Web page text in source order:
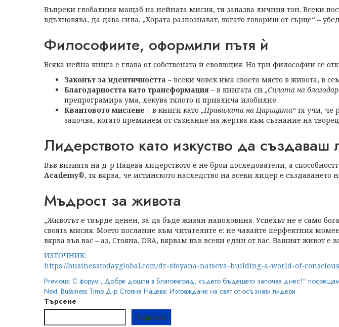
Въпреки глобалния мащаб на нейната мисия, тя запазва личния тон. Всеки
вдъхновява, да дава сила. „Хората разпознават, когато говориш от сърце“ –
Философиите, оформили пътя ѝ
Всяка нейна книга е глава от собствената ѝ еволюция. Но три философии се
Законът за идентичността – всеки човек има своето място в живота, в
Благодарността като трансформация – в книгата си „Силата на
препрограмира ума, лекува тялото и привлича изобилие.
Квантовото мислене – в книги като „Правилата на Царицата“тя учи, че
започва, когато преминем от съзнание на жертва към съзнание на
Лидерството като изкуство да създаваш
Във визията на д-р Нацева лидерството е не брой последователи, а
Academy®, тя вярва, че истинското наследство на всеки лидер е
Мъдрост за живота
„Животът е твърде ценен, за да бъде живян наполовина. Успехът не е само
своята мисия. Моето послание към читателите е: не чакайте перфектния
вярва във вас – аз, Стояна, DBA, вярвам във всеки един от вас. Вашият живот е
ИЗТОЧНИК:
https://businesstodayglobal.com/dr-stoyana-natseva-building-a-world-of-
Post
navigation
Previous: С форум „Добре дошли в Благоевград, където бъдещето започва днес!“ посрещаме
Next: Bussiness Time Д-р Стояна Нацева: Изграждане на свят от осъзнати лидери
Търсене
Търсене